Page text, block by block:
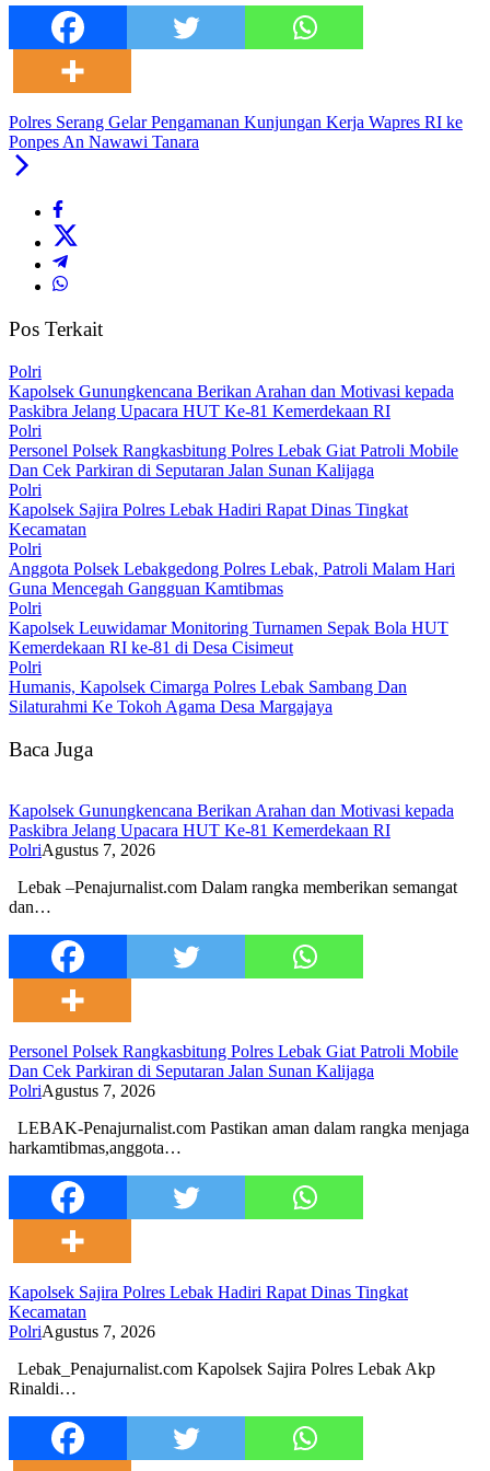
Polres Serang Gelar Pengamanan Kunjungan Kerja Wapres RI ke
Ponpes An Nawawi Tanara
Pos Terkait
Polri
‎Kapolsek Gunungkencana Berikan Arahan dan Motivasi kepada
Paskibra Jelang Upacara HUT Ke-81 Kemerdekaan RI
Polri
Personel Polsek Rangkasbitung Polres Lebak Giat Patroli Mobile
Dan Cek Parkiran di Seputaran Jalan Sunan Kalijaga
Polri
Kapolsek Sajira Polres Lebak Hadiri Rapat Dinas Tingkat
Kecamatan
Polri
Anggota Polsek Lebakgedong Polres Lebak, Patroli Malam Hari
Guna Mencegah Gangguan Kamtibmas
Polri
Kapolsek Leuwidamar Monitoring Turnamen Sepak Bola HUT
Kemerdekaan RI ke-81 di Desa Cisimeut
Polri
Humanis, Kapolsek Cimarga Polres Lebak Sambang Dan
Silaturahmi Ke Tokoh Agama Desa Margajaya
Baca Juga
‎Kapolsek Gunungkencana Berikan Arahan dan Motivasi kepada
Paskibra Jelang Upacara HUT Ke-81 Kemerdekaan RI
PolriAgustus 7, 2026
‎Lebak –Penajurnalist.com Dalam rangka memberikan semangat
dan…
Personel Polsek Rangkasbitung Polres Lebak Giat Patroli Mobile
Dan Cek Parkiran di Seputaran Jalan Sunan Kalijaga
PolriAgustus 7, 2026
LEBAK-Penajurnalist.com Pastikan aman dalam rangka menjaga
harkamtibmas,anggota…
Kapolsek Sajira Polres Lebak Hadiri Rapat Dinas Tingkat
Kecamatan
PolriAgustus 7, 2026
Lebak_Penajurnalist.com Kapolsek Sajira Polres Lebak Akp
Rinaldi…